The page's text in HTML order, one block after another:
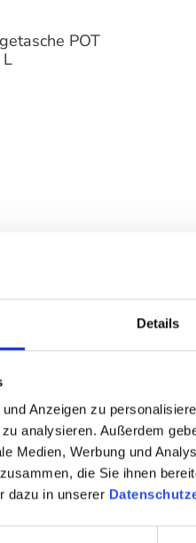
Details
Anzeigen zu
analysieren. Außerdem
Medien, Werbung und
die Sie ihnen
dazu in unserer
POT